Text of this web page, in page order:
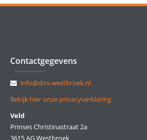
Contactgegevens
info@dos-westbroek.nl
Bekijk hier onze privacyverklaring
Veld
Prinses Christinastraat 2a
3615 AG Westbroek